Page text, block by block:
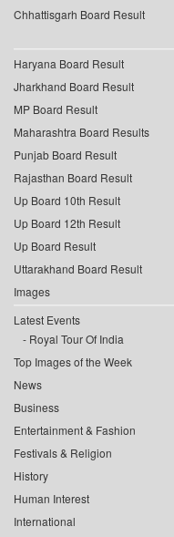
Chhattisgarh Board Result
Haryana Board Result
Jharkhand Board Result
MP Board Result
Maharashtra Board Results
Punjab Board Result
Rajasthan Board Result
Up Board 10th Result
Up Board 12th Result
Up Board Result
Uttarakhand Board Result
Images
Latest Events
Royal Tour Of India
Top Images of the Week
News
Business
Entertainment & Fashion
Festivals & Religion
History
Human Interest
International